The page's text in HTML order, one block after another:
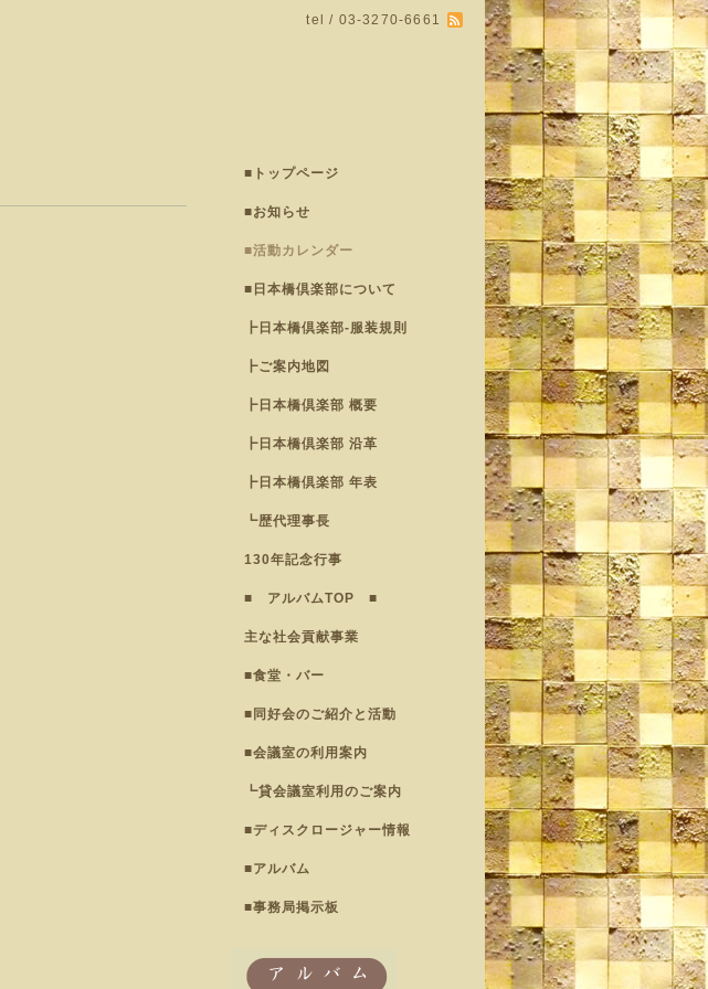
tel / 03-3270-6661
■トップページ
■お知らせ
■活動カレンダー
■日本橋倶楽部について
┣日本橋倶楽部-服装規則
┣ご案内地図
┣日本橋倶楽部 概要
┣日本橋倶楽部 沿革
┣日本橋倶楽部 年表
┗歴代理事長
130年記念行事
■ アルバムTOP ■
主な社会貢献事業
■食堂・バー
■同好会のご紹介と活動
■会議室の利用案内
┗貸会議室利用のご案内
■ディスクロージャー情報
■アルバム
■事務局掲示板